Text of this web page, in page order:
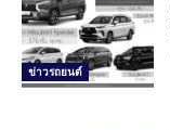
ข่าวรถยนต์